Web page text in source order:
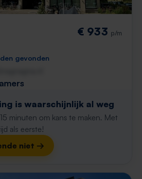
€ 933 p/m
gevonden
is waarschijnlijk al weg
minuten om kans te maken. Met
als eerste!
niet →